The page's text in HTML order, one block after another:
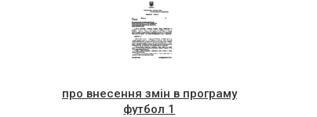
про внесення змін в програму
футбол 1